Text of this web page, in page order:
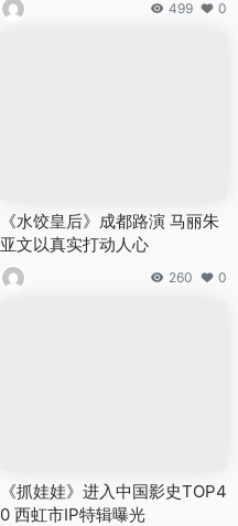
499 0
《水饺皇后》成都路演 马丽朱
亚文以真实打动人心
260 0
《抓娃娃》进入中国影史TOP4
0 西虹市IP特辑曝光